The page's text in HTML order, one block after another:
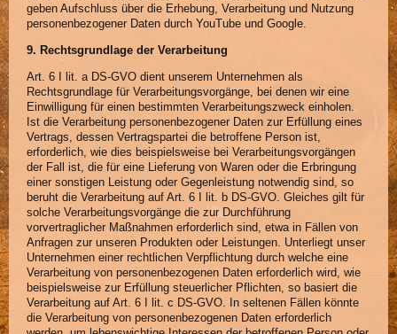
geben Aufschluss über die Erhebung, Verarbeitung und Nutzung
personenbezogener Daten durch YouTube und Google.
9. Rechtsgrundlage der Verarbeitung
Art. 6 I lit. a DS-GVO dient unserem Unternehmen als
Rechtsgrundlage für Verarbeitungsvorgänge, bei denen wir eine
Einwilligung für einen bestimmten Verarbeitungszweck einholen.
Ist die Verarbeitung personenbezogener Daten zur Erfüllung eines
Vertrags, dessen Vertragspartei die betroffene Person ist,
erforderlich, wie dies beispielsweise bei Verarbeitungsvorgängen
der Fall ist, die für eine Lieferung von Waren oder die Erbringung
einer sonstigen Leistung oder Gegenleistung notwendig sind, so
beruht die Verarbeitung auf Art. 6 I lit. b DS-GVO. Gleiches gilt für
solche Verarbeitungsvorgänge die zur Durchführung
vorvertraglicher Maßnahmen erforderlich sind, etwa in Fällen von
Anfragen zur unseren Produkten oder Leistungen. Unterliegt unser
Unternehmen einer rechtlichen Verpflichtung durch welche eine
Verarbeitung von personenbezogenen Daten erforderlich wird, wie
beispielsweise zur Erfüllung steuerlicher Pflichten, so basiert die
Verarbeitung auf Art. 6 I lit. c DS-GVO. In seltenen Fällen könnte
die Verarbeitung von personenbezogenen Daten erforderlich